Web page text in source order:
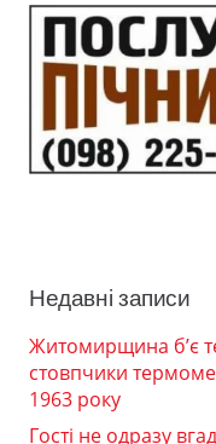
Недавні записи
Житомирщина б’є
стовпчики
1963 року
Гості не одразу